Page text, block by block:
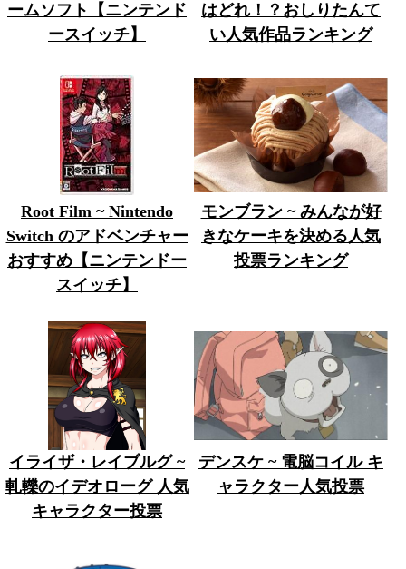
ームソフト【ニンテンド
ースイッチ】
はどれ！？おしりたんて
い人気作品ランキング
Root Film ~ Nintendo
Switch のアドベンチャー
おすすめ【ニンテンドー
スイッチ】
モンブラン ~ みんなが好
きなケーキを決める人気
投票ランキング
イライザ・レイブルグ ~
軋轢のイデオローグ 人気
キャラクター投票
デンスケ ~ 電脳コイル キ
ャラクター人気投票